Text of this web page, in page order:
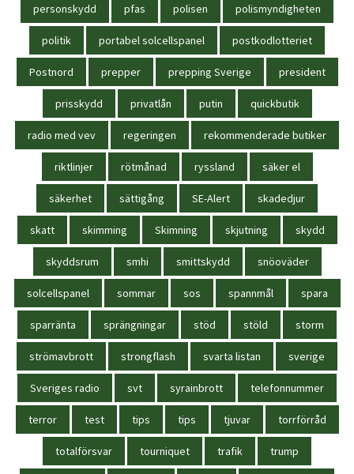
personskydd pfas polisen polismyndigheten
politik portabel solcellspanel postkodlotteriet
Postnord prepper prepping Sverige president
prisskydd privatlån putin quickbutik
radio med vev regeringen rekommenderade butiker
riktlinjer rötmånad ryssland säker el
säkerhet sättigång SE-Alert skadedjur
skatt skimming Skimning skjutning skydd
skyddsrum smhi smittskydd snöoväder
solcellspanel sommar sos spannmål spara
sparränta sprängningar stöd stöld storm
strömavbrott strongflash svarta listan sverige
Sveriges radio svt syrainbrott telefonnummer
terror test tips tips tjuvar torrförråd
totalförsvar tourniquet trafik trump